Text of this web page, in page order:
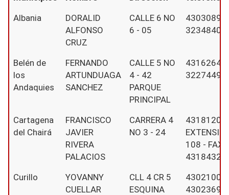
Albania
DORALID
ALFONSO
CRUZ
CALLE 6 NO
6 - 05
4303089 -
Belén de
los
Andaquies
FERNANDO
ARTUNDUAGA
SANCHEZ
CALLE 5 NO
4 - 42
PARQUE
PRINCIPAL
4316264 -
Cartagena
del Chairá
FRANCISCO
JAVIER
RIVERA
PALACIOS
CARRERA 4
NO 3 - 24
4318120
108 - FAX
4318432
Curillo
YOVANNY
CUELLAR
CLL 4 CR 5
ESQUINA
4302100 -
4302369